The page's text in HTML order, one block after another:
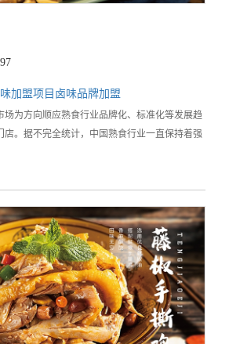
加盟项目 卤味品牌加盟
场为方向顺应熟食行业品牌化、标准化等发展趋
店。据不完全统计，中国熟食行业一直保持着强
空间巨大，总量的增长势头还将继续。随着熟
者品质需求的不断提高熟食